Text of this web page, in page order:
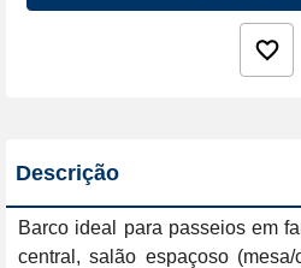
Descrição
Barco ideal para passeios em
central, salão espaçoso